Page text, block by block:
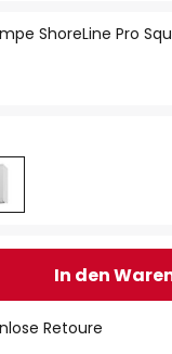
ShoreLine Pro
In den
Retoure